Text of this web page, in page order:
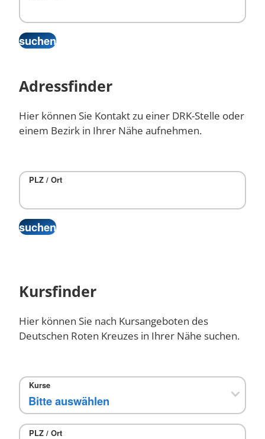
Adressfinder
Hier können Sie Kontakt zu einer DRK-Stelle oder
einem Bezirk in Ihrer Nähe aufnehmen.
PLZ / Ort
Kursfinder
Hier können Sie nach Kursangeboten des
Deutschen Roten Kreuzes in Ihrer Nähe suchen.
Kurse
PLZ / Ort